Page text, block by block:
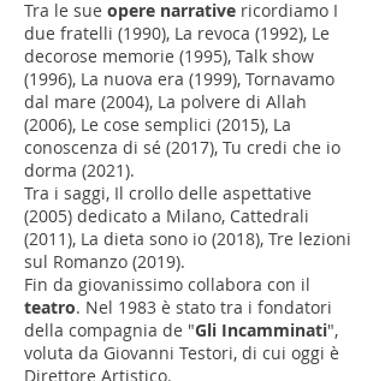
Tra le sue opere narrative ricordiamo I
due fratelli (1990), La revoca (1992), Le
decorose memorie (1995), Talk show
(1996), La nuova era (1999), Tornavamo
dal mare (2004), La polvere di Allah
(2006), Le cose semplici (2015), La
conoscenza di sé (2017), Tu credi che io
dorma (2021).
Tra i saggi, Il crollo delle aspettative
(2005) dedicato a Milano, Cattedrali
(2011), La dieta sono io (2018), Tre lezioni
sul Romanzo (2019).
Fin da giovanissimo collabora con il
teatro. Nel 1983 è stato tra i fondatori
della compagnia de "Gli Incamminati",
voluta da Giovanni Testori, di cui oggi è
Direttore Artistico.